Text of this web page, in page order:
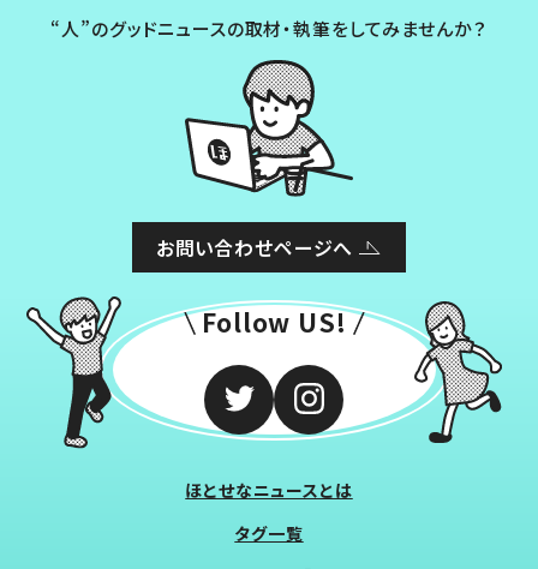
“人”のグッドニュースの取材・執筆をしてみませんか？
お問い合わせページへ
Follow US!
ほとせなニュースとは
タグ一覧